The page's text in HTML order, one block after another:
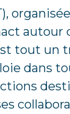
autour
tout un
dans